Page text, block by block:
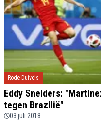
Rode Duivels
Eddy Snelders:
tegen Brazilië"
03 juli 2018